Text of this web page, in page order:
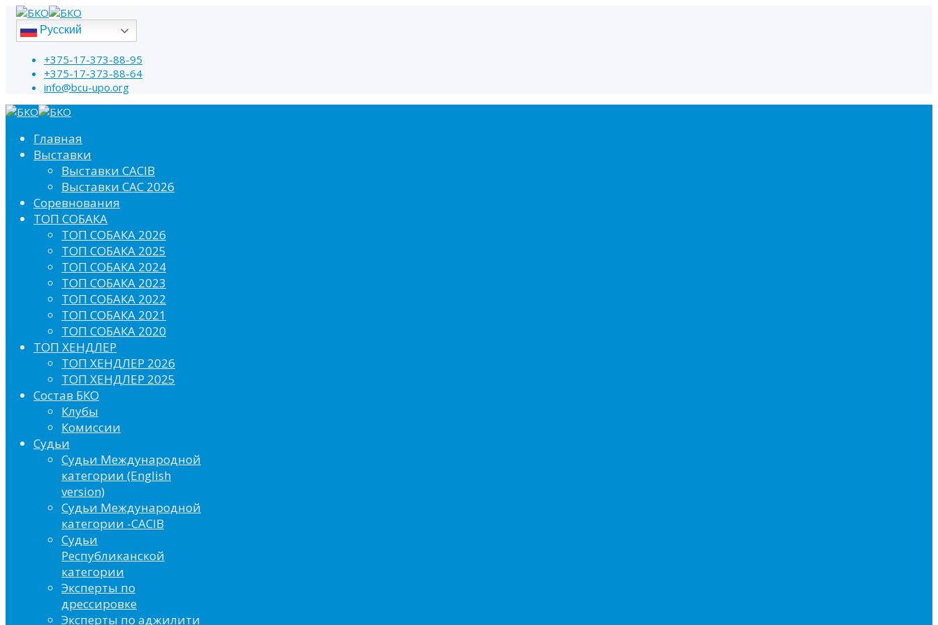
Русский
+375-17-373-88-95
+375-17-373-88-64
info@bcu-upo.org
Главная
Выставки
Выставки CACIB
Выставки САС 2026
Соревнования
ТОП СОБАКА
ТОП СОБАКА 2026
ТОП СОБАКА 2025
ТОП СОБАКА 2024
ТОП СОБАКА 2023
ТОП СОБАКА 2022
ТОП СОБАКА 2021
ТОП СОБАКА 2020
ТОП ХЕНДЛЕР
ТОП ХЕНДЛЕР 2026
ТОП ХЕНДЛЕР 2025
Состав БКО
Клубы
Комиссии
Судьи
Судьи Международной
категории (English
version)
Судьи Международной
категории -CACIB
Судьи
Республиканской
категории
Эксперты по
дрессировке
Эксперты по аджилити